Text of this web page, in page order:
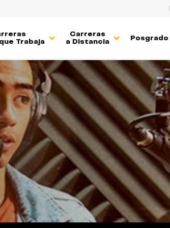
Trabaja
Carreras
a Distancia
Posgrado